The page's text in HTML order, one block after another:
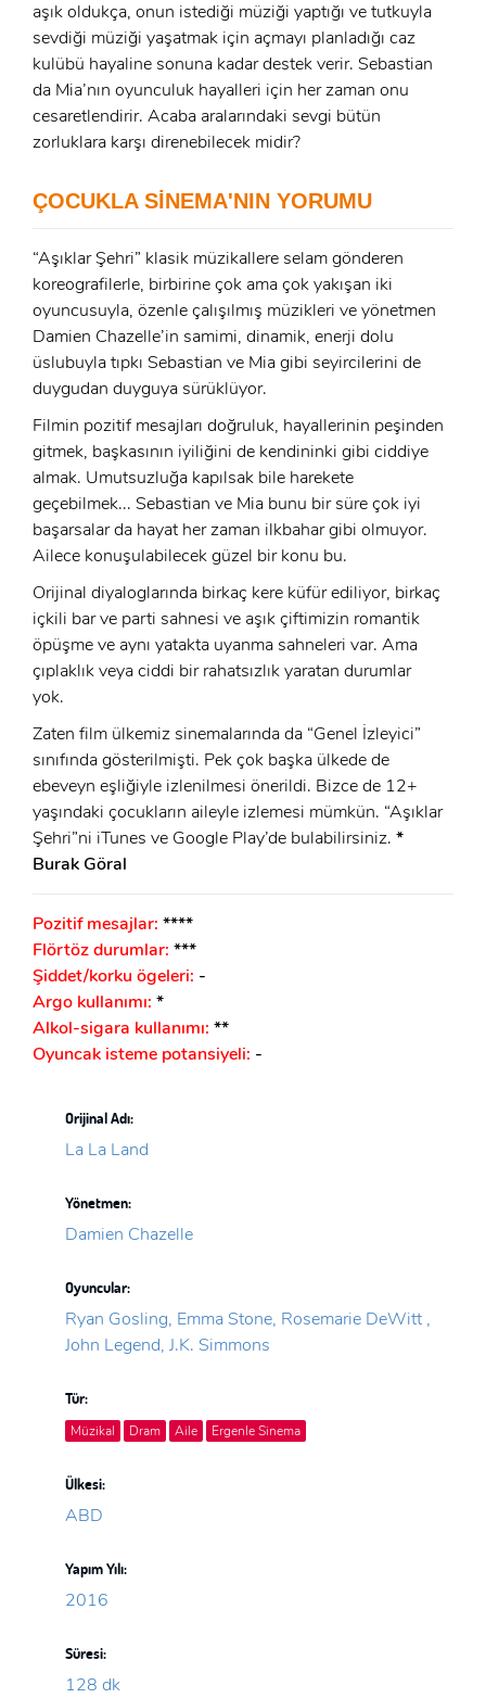
x
GIRIŞ YAP
E-Posta:
Beni Hatırla Şifremi Unuttum ?
GIRIŞ
ÜYE OL
Ad Soyad:
Şifre:
ÜYE OL
GIRIŞ
aşık oldukça, onun istediği müziği yaptığı ve tutkuyla
sevdiği müziği yaşatmak için açmayı planladığı caz
kulübü hayaline sonuna kadar destek verir. Sebastian
da Mia’nın oyunculuk hayalleri için her zaman onu
cesaretlendirir. Acaba aralarındaki sevgi bütün
zorluklara karşı direnebilecek midir?
ÇOCUKLA SİNEMA'NIN YORUMU
“Aşıklar Şehri” klasik müzikallere selam gönderen
koreografilerle, birbirine çok ama çok yakışan iki
oyuncusuyla, özenle çalışılmış müzikleri ve yönetmen
Damien Chazelle’in samimi, dinamik, enerji dolu
üslubuyla tıpkı Sebastian ve Mia gibi seyircilerini de
duygudan duyguya sürüklüyor.
Filmin pozitif mesajları doğruluk, hayallerinin peşinden
gitmek, başkasının iyiliğini de kendininki gibi ciddiye
almak. Umutsuzluğa kapılsak bile harekete
geçebilmek... Sebastian ve Mia bunu bir süre çok iyi
başarsalar da hayat her zaman ilkbahar gibi olmuyor.
Ailece konuşulabilecek güzel bir konu bu.
Orijinal diyaloglarında birkaç kere küfür ediliyor, birkaç
içkili bar ve parti sahnesi ve aşık çiftimizin romantik
öpüşme ve aynı yatakta uyanma sahneleri var. Ama
çıplaklık veya ciddi bir rahatsızlık yaratan durumlar
yok.
Zaten film ülkemiz sinemalarında da “Genel İzleyici”
sınıfında gösterilmişti. Pek çok başka ülkede de
ebeveyn eşliğiyle izlenilmesi önerildi. Bizce de 12+
yaşındaki çocukların aileyle izlemesi mümkün. “Aşıklar
Şehri”ni iTunes ve Google Play’de bulabilirsiniz. *
Burak Göral
Pozitif mesajlar: ****
Flörtöz durumlar: ***
Şiddet/korku ögeleri: -
Argo kullanımı: *
Alkol-sigara kullanımı: **
Oyuncak isteme potansiyeli: -
Orijinal Adı:
La La Land
Yönetmen:
Damien Chazelle
Oyuncular:
Ryan Gosling, Emma Stone, Rosemarie DeWitt ,
John Legend, J.K. Simmons
Tür:
Müzikal Dram Aile Ergenle Sinema
Ülkesi:
ABD
Yapım Yılı:
2016
Süresi:
128 dk